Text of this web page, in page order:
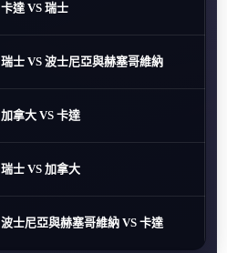
卡達 VS 瑞士
瑞士 VS 波士尼亞與赫塞哥維納
加拿大 VS 卡達
瑞士 VS 加拿大
波士尼亞與赫塞哥維納 VS 卡達